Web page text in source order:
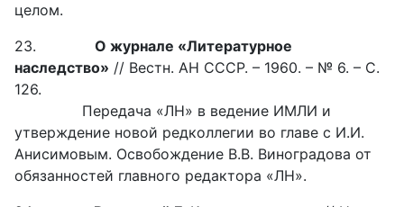
целом.
23. О журнале «Литературное
наследство» // Вестн. АН СССР. – 1960. – № 6. – С.
126.
Передача «ЛН» в ведение ИМЛИ и
утверждение новой редколлегии во главе с И.И.
Анисимовым. Освобождение В.В. Виноградова от
обязанностей главного редактора «ЛН».